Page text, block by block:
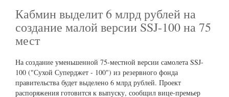
Кабмин выделит 6 млрд рублей на
создание малой версии SSJ-100 на 75
мест
На создание уменьшенной 75-местной версии самолета SSJ-
100 ("Сухой Суперджет - 100") из резервного фонда
правительства будет выделено 6 млрд рублей. Проект
распоряжения готовится к выпуску, сообщил вице-премьер